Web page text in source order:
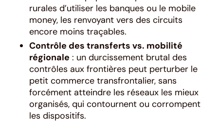
rurales d’utiliser les banques ou le mobile
money, les renvoyant vers des circuits
encore moins traçables.
Contrôle des transferts vs. mobilité
régionale : un durcissement brutal des
contrôles aux frontières peut perturber le
petit commerce transfrontalier, sans
forcément atteindre les réseaux les mieux
organisés, qui contournent ou corrompent
les dispositifs.